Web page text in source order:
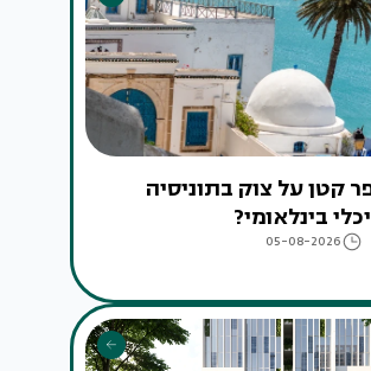
קטן על צוק בתוניסיה
בינלאומי?
05-08-2026